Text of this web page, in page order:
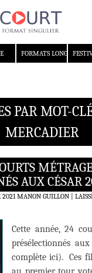
FORMATS LONGS
PAR MOT-
MERCADIER
AUX CÉSAR
2021 MANON GUILLON
Cette année, 24
présélectionnés
complète ici). Ces